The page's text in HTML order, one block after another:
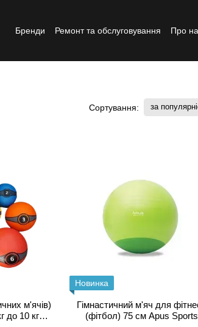
Бренди Ремонт та обслуговування
Про
Сортування: за
м'ячів)
до 10 кг
Новинка
Гімнастичний м'яч для
(фітбол) 75 см Apus Sports